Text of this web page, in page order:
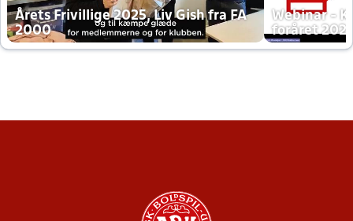
Årets Frivillige 2025, Liv Gish fra FA
2000
Webinar -
foråret